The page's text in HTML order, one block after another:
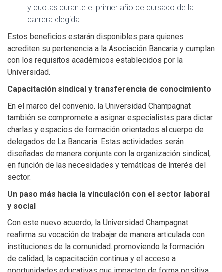
y cuotas durante el primer año de cursado de la
carrera elegida.
Estos beneficios estarán disponibles para quienes
acrediten su pertenencia a la Asociación Bancaria y cumplan
con los requisitos académicos establecidos por la
Universidad.
Capacitación sindical y transferencia de conocimiento
En el marco del convenio, la Universidad Champagnat
también se compromete a asignar especialistas para dictar
charlas y espacios de formación orientados al cuerpo de
delegados de La Bancaria. Estas actividades serán
diseñadas de manera conjunta con la organización sindical,
en función de las necesidades y temáticas de interés del
sector.
Un paso más hacia la vinculación con el sector laboral
y social
Con este nuevo acuerdo, la Universidad Champagnat
reafirma su vocación de trabajar de manera articulada con
instituciones de la comunidad, promoviendo la formación
de calidad, la capacitación continua y el acceso a